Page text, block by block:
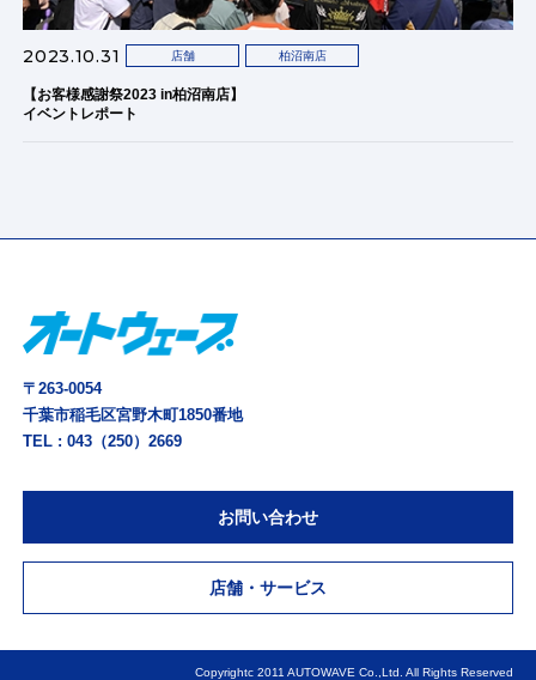
2023.10.31 店舗 柏沼南店
【お客様感謝祭2023 in柏沼南店】
イベントレポート
〒263-0054
千葉市稲毛区宮野木町1850番地
TEL :043（250）2669
お問い合わせ
店舗・サービス
Copyrightc 2011 AUTOWAVE Co.,Ltd. All Rights Reserved